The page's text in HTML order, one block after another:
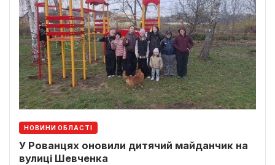
НОВИНИ ОБЛАСТІ
У Рованцях оновили дитячий майданчик на
вулиці Шевченка